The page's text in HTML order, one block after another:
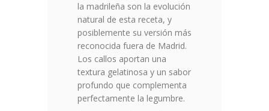
la madrileña son la evolución
natural de esta receta, y
posiblemente su versión más
reconocida fuera de Madrid.
Los callos aportan una
textura gelatinosa y un sabor
profundo que complementa
perfectamente la legumbre.